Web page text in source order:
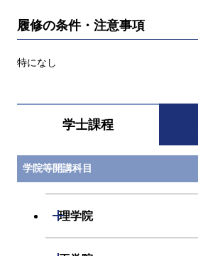
履修の条件・注意事項
特になし
学士課程
学院等開講科目
理学院
開閉